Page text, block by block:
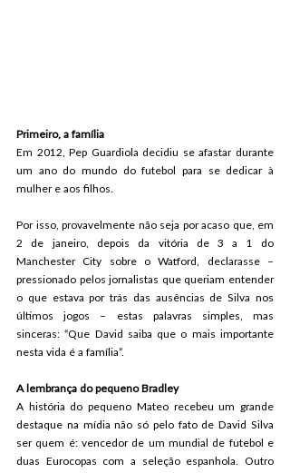
Primeiro, a família
Em 2012, Pep Guardiola decidiu se afastar durante
um ano do mundo do futebol para se dedicar à
mulher e aos filhos.
Por isso, provavelmente não seja por acaso que, em
2 de janeiro, depois da vitória de 3 a 1 do
Manchester City sobre o Watford, declarasse –
pressionado pelos jornalistas que queriam entender
o que estava por trás das ausências de Silva nos
últimos jogos – estas palavras simples, mas
sinceras: “Que David saiba que o mais importante
nesta vida é a família”.
A lembrança do pequeno Bradley
A história do pequeno Mateo recebeu um grande
destaque na mídia não só pelo fato de David Silva
ser quem é: vencedor de um mundial de futebol e
duas Eurocopas com a seleção espanhola. Outro